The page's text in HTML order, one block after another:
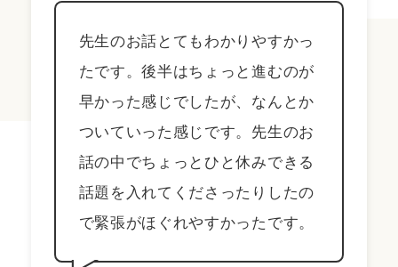
先生のお話とてもわかりやすかっ
たです。後半はちょっと進むのが
早かった感じでしたが、なんとか
ついていった感じです。先生のお
話の中でちょっとひと休みできる
話題を入れてくださったりしたの
で緊張がほぐれやすかったです。